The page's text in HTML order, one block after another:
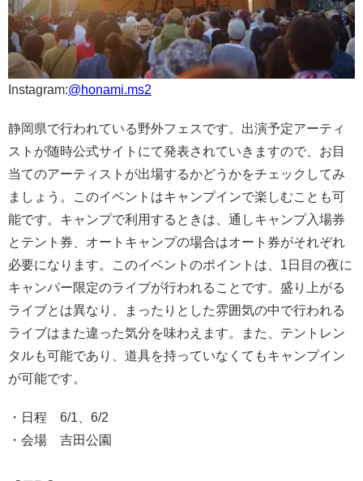
Instagram:@honami.ms2
静岡県で行われている野外フェスです。出演予定アーティ
ストが随時公式サイトにて発表されていきますので、お目
当てのアーティストが出場するかどうかをチェックしてみ
ましょう。このイベントはキャンプインで楽しむことも可
能です。キャンプで利用するときは、通しキャンプ入場券
とテント券、オートキャンプの場合はオート券がそれぞれ
必要になります。このイベントのポイントは、1日目の夜に
キャンパー限定のライブが行われることです。盛り上がる
ライブとは異なり、まったりとした雰囲気の中で行われる
ライブはまた違った気分を味わえます。また、テントレン
タルも可能であり、道具を持っていなくてもキャンプイン
が可能です。
・日程 6/1、6/2
・会場 吉田公園